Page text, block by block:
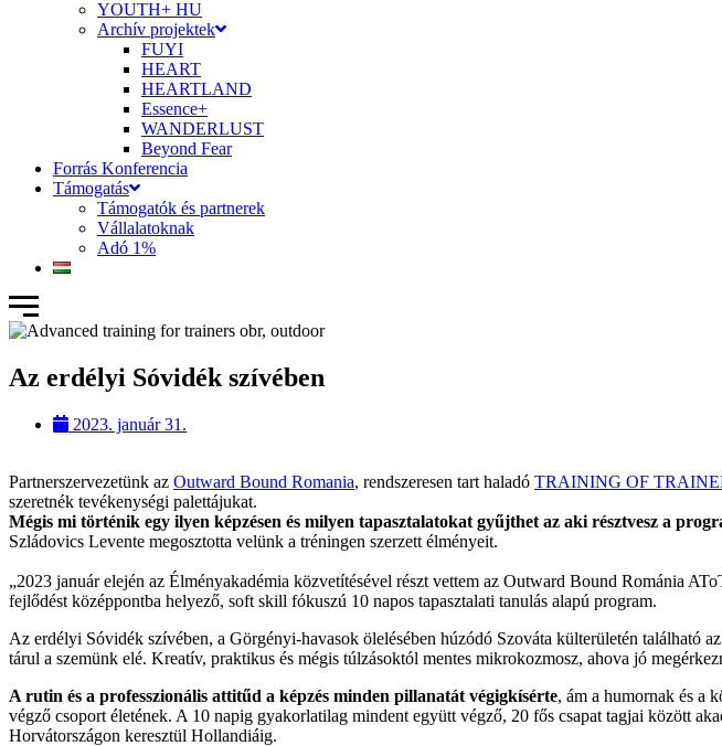
YOUTH+ HU
Archív projektek
FUYI
HEART
HEARTLAND
Essence+
WANDERLUST
Beyond Fear
Forrás Konferencia
Támogatás
Támogatók és partnerek
Vállalatoknak
Adó 1%
Az erdélyi Sóvidék szívében
2023. január 31.
Partnerszervezetünk az Outward Bound Romania, rendszeresen tart haladó TRAINING OF
szeretnék tevékenységi palettájukat.
Mégis mi történik egy ilyen képzésen és milyen tapasztalatokat gyűjthet az aki résztvesz a
Szládovics Levente megosztotta velünk a tréningen szerzett élményeit.
„2023 január elején az Élményakadémia közvetítésével részt vettem az Outward Bound Románia
fejlődést középpontba helyező, soft skill fókuszú 10 napos tapasztalati tanulás alapú program.
Az erdélyi Sóvidék szívében, a Görgényi-havasok ölelésében húzódó Szováta külterületén található
tárul a szemünk elé. Kreatív, praktikus és mégis túlzásoktól mentes mikrokozmosz, ahova jó
A rutin és a professzionális attitűd a képzés minden pillanatát végigkísérte, ám a humornak és a
végző csoport életének. A 10 napig gyakorlatilag mindent együtt végző, 20 fős csapat tagjai között
Horvátországon keresztül Hollandiáig.